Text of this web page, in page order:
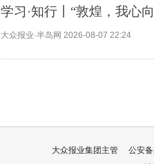
学习·知行丨“敦煌，我心
大众报业·半岛网 2026-08-07 22:24
大众报业集团主管 公安